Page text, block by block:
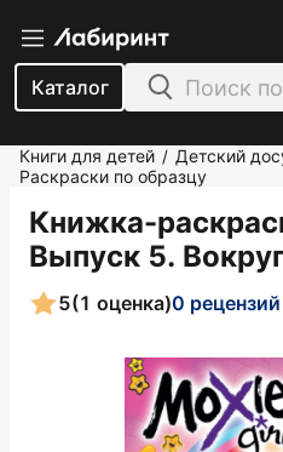
Каталог
Книги для детей / Детский
Раскраски по образцу
Книжка-
Выпуск 5.
5(1 оценка)0 рецензий